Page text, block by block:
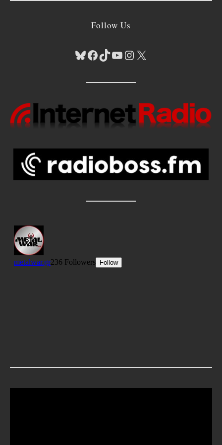
Follow Us